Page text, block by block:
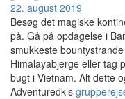
22. august 2019
Besøg det magiske
på. Gå på opdagelse i
smukkeste
Himalayabjerge eller tag
bugt i Vietnam. Alt dette
Adventuredk’s